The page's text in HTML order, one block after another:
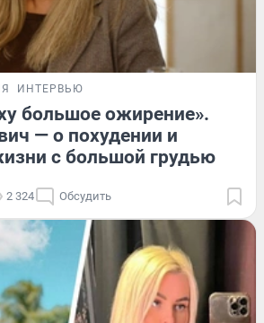
ИНТЕРВЬЮ
большое ожирение».
— о похудении и
с большой грудью
2 324 Обсудить